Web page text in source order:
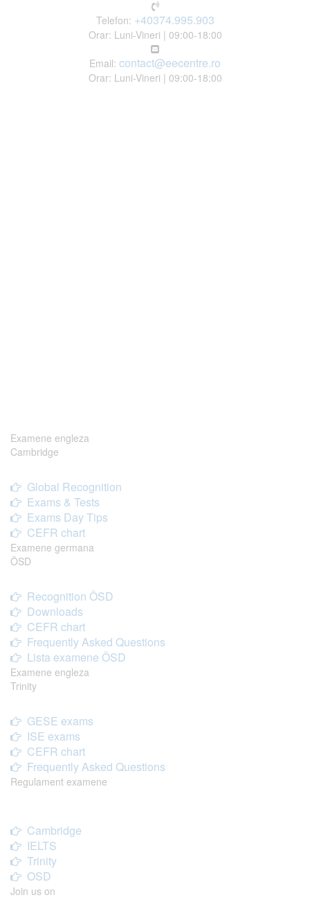
Telefon: +40374.995.903
Orar: Luni-Vineri | 09:00-18:00
Email: contact@eecentre.ro
Orar: Luni-Vineri | 09:00-18:00
Examene engleza
Cambridge
Global Recognition
Exams & Tests
Exams Day Tips
CEFR chart
Examene germana
ÖSD
Recognition ÖSD
Downloads
CEFR chart
Frequently Asked Questions
Lista examene ÖSD
Examene engleza
Trinity
GESE exams
ISE exams
CEFR chart
Frequently Asked Questions
Regulament examene
Cambridge
IELTS
Trinity
OSD
Join us on